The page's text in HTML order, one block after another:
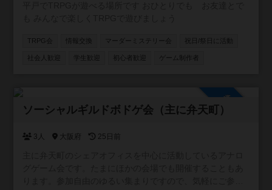
TRPG会 情報交換 マーダーミステリー会 祝日/祭日に活動
社会人歓迎 学生歓迎 初心者歓迎 ゲーム制作者
参加自由
ソーシャルギルドボドゲ会（主に弁天町）
3人 大阪府 25日前